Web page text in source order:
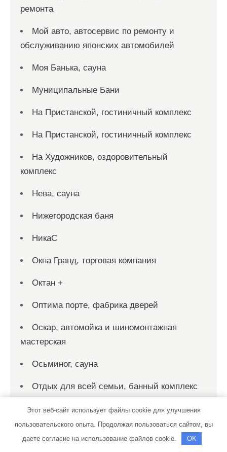
ремонта
Мой авто, автосервис по ремонту и
обслуживанию японских автомобилей
Моя Банька, сауна
Муниципальные Бани
На Пристанской, гостиничный комплекс
На Пристанской, гостиничный комплекс
На Художников, оздоровительный
комплекс
Нева, сауна
Нижегородская баня
НикаС
Окна Гранд, торговая компания
Октан +
Оптима порте, фабрика дверей
Оскар, автомойка и шиномонтажная
мастерская
Осьминог, сауна
Отдых для всей семьи, банный комплекс
Охотничий клуб, Охотничий клуб
Этот веб-сайт использует файлы cookie для улучшения
пользовательского опыта. Продолжая пользоваться сайтом, вы
даете согласие на использование файлов cookie.
OK